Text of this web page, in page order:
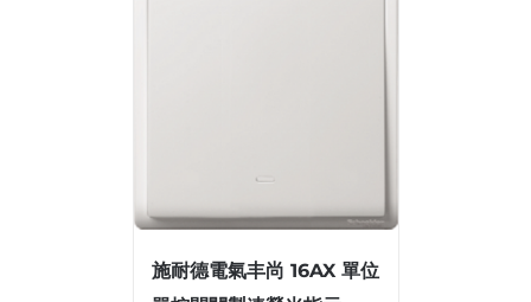
施耐德電氣丰尚 16AX 單位